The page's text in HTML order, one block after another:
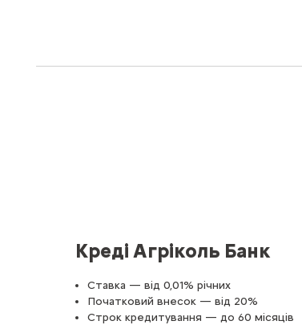
Креді Агріколь Банк
Ставка — від 0,01% річних
Початковий внесок — від 20%
Строк кредитування — до 60 місяців